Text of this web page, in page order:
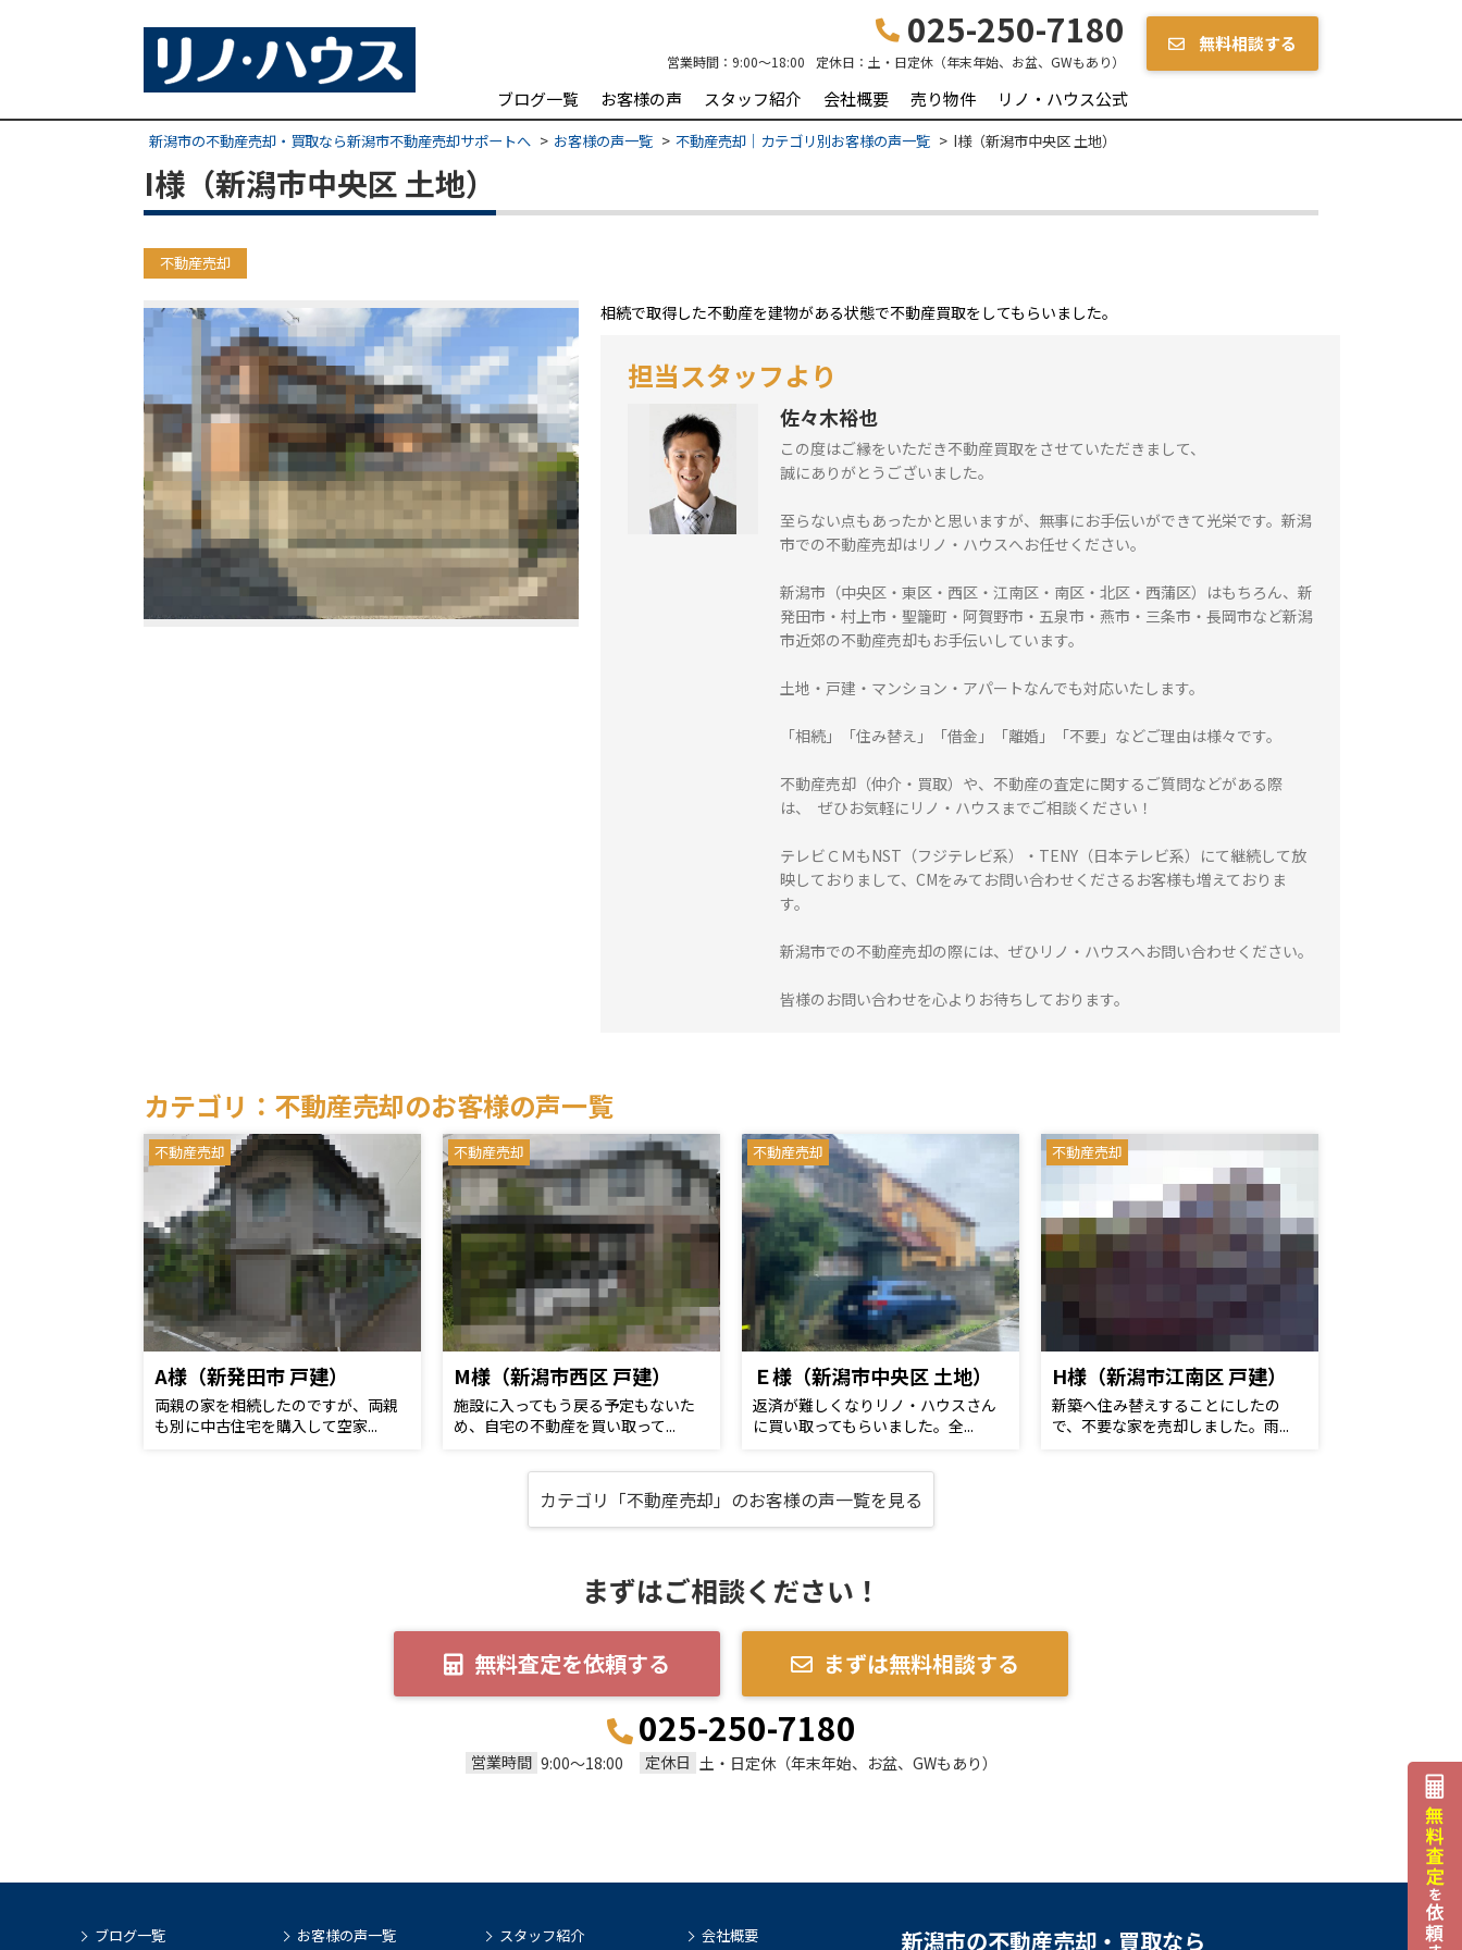
025-250-7180
営業時間： 9:00～18:00 定休日： 土・日定休（年末年始、お盆、GWもあり）
無料相談する
ブログ一覧 お客様の声 スタッフ紹介 会社概要 売り物件 リノ・ハウス公式
新潟市の不動産売却・買取なら新潟市不動産売却サポートへ お客様の声一覧 不動産売却｜カテゴリ別お客様の声一覧 I様（新潟市中央区 土地）
I様（新潟市中央区 土地）
不動産売却
相続で取得した不動産を建物がある状態で不動産買取をしてもらいました。
担当スタッフより
佐々木裕也
この度はご縁をいただき不動産買取をさせていただきまして、
誠にありがとうございました。
至らない点もあったかと思いますが、無事にお手伝いができて光栄です。新潟
市での不動産売却はリノ・ハウスへお任せください。
新潟市（中央区・東区・西区・江南区・南区・北区・西蒲区）はもちろん、新
発田市・村上市・聖籠町・阿賀野市・五泉市・燕市・三条市・長岡市など新潟
市近郊の不動産売却もお手伝いしています。
土地・戸建・マンション・アパートなんでも対応いたします。
「相続」「住み替え」「借金」「離婚」「不要」などご理由は様々です。
不動産売却（仲介・買取）や、不動産の査定に関するご質問などがある際
は、 ぜひお気軽にリノ・ハウスまでご相談ください！
テレビＣＭもNST（フジテレビ系）・TENY（日本テレビ系）にて継続して放
映しておりまして、CMをみてお問い合わせくださるお客様も増えておりま
す。
新潟市での不動産売却の際には、ぜひリノ・ハウスへお問い合わせください。
皆様のお問い合わせを心よりお待ちしております。
カテゴリ：不動産売却のお客様の声一覧
不動産売却
A様（新発田市 戸建）
両親の家を相続したのですが、両親
も別に中古住宅を購入して空家...
不動産売却
M様（新潟市西区 戸建）
施設に入ってもう戻る予定もないた
め、自宅の不動産を買い取って...
不動産売却
Ｅ様（新潟市中央区 土地）
返済が難しくなりリノ・ハウスさん
に買い取ってもらいました。全...
不動産売却
H様（新潟市江南区 戸建）
新築へ住み替えすることにしたの
で、不要な家を売却しました。雨...
カテゴリ「不動産売却」のお客様の声一覧を見る
まずはご相談ください！
無料査定を依頼する まずは無料相談する
025-250-7180
営業時間 9:00～18:00 定休日 土・日定休（年末年始、お盆、GWもあり）
ブログ一覧 お客様の声一覧 スタッフ紹介 会社概要 新潟市の不動産売却・買取なら